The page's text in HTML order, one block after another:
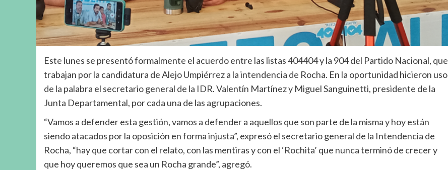
Este lunes se presentó formalmente el acuerdo entre las listas 404404 y la 904 del Partido Nacional, que
trabajan por la candidatura de Alejo Umpiérrez a la intendencia de Rocha. En la oportunidad hicieron uso
de la palabra el secretario general de la IDR. Valentín Martínez y Miguel Sanguinetti, presidente de la
Junta Departamental, por cada una de las agrupaciones.
“Vamos a defender esta gestión, vamos a defender a aquellos que son parte de la misma y hoy están
siendo atacados por la oposición en forma injusta”, expresó el secretario general de la Intendencia de
Rocha, “hay que cortar con el relato, con las mentiras y con el ‘Rochita’ que nunca terminó de crecer y
que hoy queremos que sea un Rocha grande”, agregó.